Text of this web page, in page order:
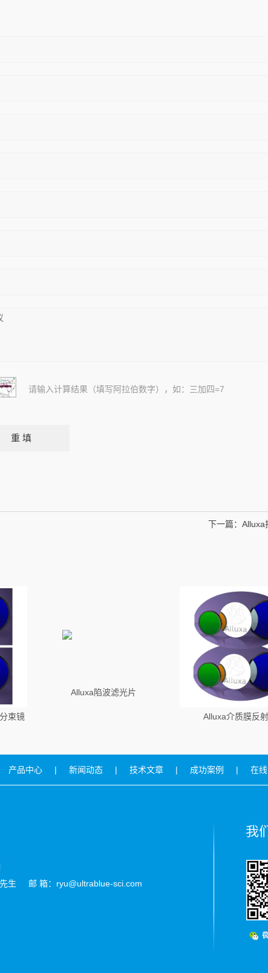
请输入计算结果（填写阿拉伯数字），如：三加四=7
下一篇： Alluxa
束镜
Alluxa陷波滤光片
Alluxa介质膜反
产品中心 | 新闻动态 | 技术文章 | 成功案例 | 在
生 邮 箱：ryu@ultrablue-sci.com